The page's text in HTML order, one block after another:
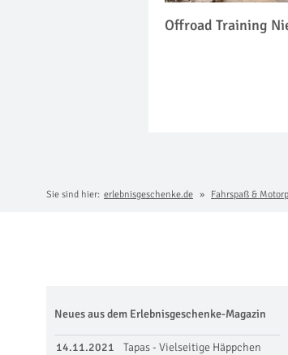
Offroad Training
Sie sind hier: erlebnisgeschenke.de Fahrspaß &
Neues aus dem Erlebnisgeschenke-Magazin
14.11.2021
Tapas - Vielseitige Häppchen